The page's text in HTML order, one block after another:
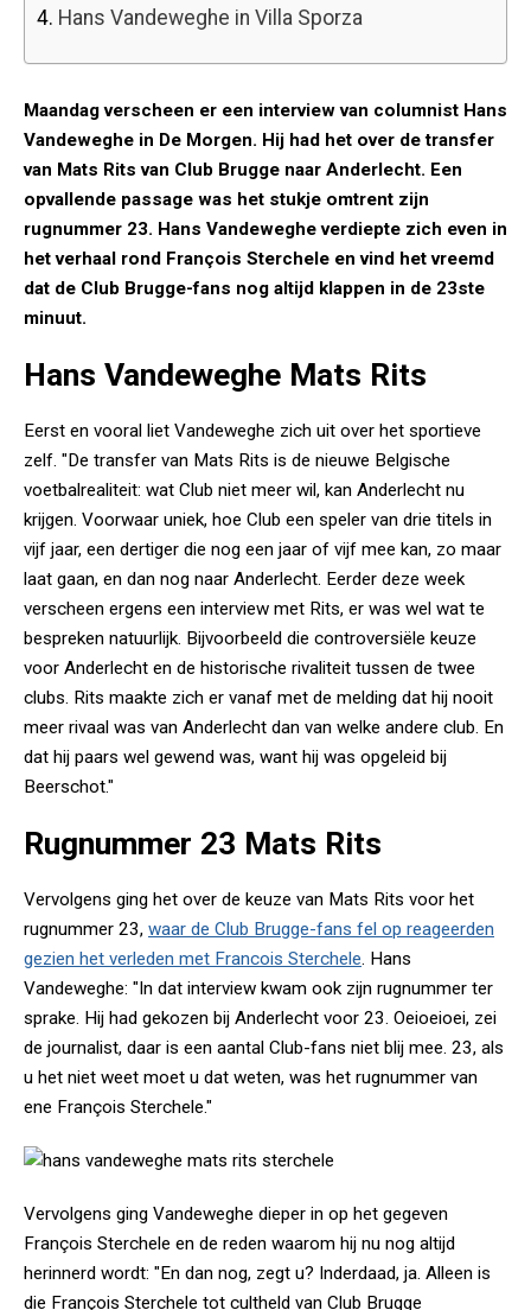
4. Hans Vandeweghe in Villa Sporza
Maandag verscheen er een interview van columnist Hans
Vandeweghe in De Morgen. Hij had het over de transfer
van Mats Rits van Club Brugge naar Anderlecht. Een
opvallende passage was het stukje omtrent zijn
rugnummer 23. Hans Vandeweghe verdiepte zich even in
het verhaal rond François Sterchele en vind het vreemd
dat de Club Brugge-fans nog altijd klappen in de 23ste
minuut.
Hans Vandeweghe Mats Rits
Eerst en vooral liet Vandeweghe zich uit over het sportieve
zelf. "De transfer van Mats Rits is de nieuwe Belgische
voetbalrealiteit: wat Club niet meer wil, kan Anderlecht nu
krijgen. Voorwaar uniek, hoe Club een speler van drie titels in
vijf jaar, een dertiger die nog een jaar of vijf mee kan, zo maar
laat gaan, en dan nog naar Anderlecht. Eerder deze week
verscheen ergens een interview met Rits, er was wel wat te
bespreken natuurlijk. Bijvoorbeeld die controversiële keuze
voor Anderlecht en de historische rivaliteit tussen de twee
clubs. Rits maakte zich er vanaf met de melding dat hij nooit
meer rivaal was van Anderlecht dan van welke andere club. En
dat hij paars wel gewend was, want hij was opgeleid bij
Beerschot."
Rugnummer 23 Mats Rits
Vervolgens ging het over de keuze van Mats Rits voor het
rugnummer 23, waar de Club Brugge-fans fel op reageerden
gezien het verleden met Francois Sterchele. Hans
Vandeweghe: "In dat interview kwam ook zijn rugnummer ter
sprake. Hij had gekozen bij Anderlecht voor 23. Oeioeioei, zei
de journalist, daar is een aantal Club-fans niet blij mee. 23, als
u het niet weet moet u dat weten, was het rugnummer van
ene François Sterchele."
Vervolgens ging Vandeweghe dieper in op het gegeven
François Sterchele en de reden waarom hij nu nog altijd
herinnerd wordt: "En dan nog, zegt u? Inderdaad, ja. Alleen is
die François Sterchele tot cultheld van Club Brugge